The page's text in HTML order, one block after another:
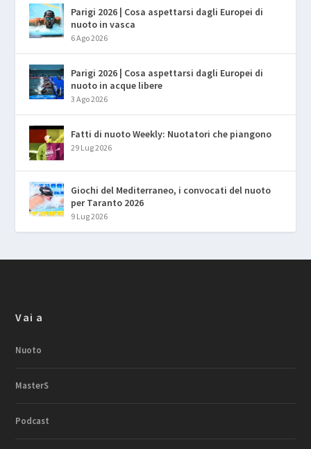
Parigi 2026 | Cosa aspettarsi dagli Europei di
nuoto in vasca
6 Ago 2026
Parigi 2026 | Cosa aspettarsi dagli Europei di
nuoto in acque libere
3 Ago 2026
Fatti di nuoto Weekly: Nuotatori che piangono
29 Lug 2026
Giochi del Mediterraneo, i convocati del nuoto
per Taranto 2026
9 Lug 2026
Vai a
Nuoto
MasterS
Podcast